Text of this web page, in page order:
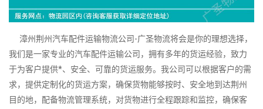
漳州荆州汽车配件运输物流公司-广圣物流将会是你的理想选择，
我们是一家专业的汽车配件运输公司，拥有多年的货运经验，致力
于为客户提供*、安全、可靠的货运服务。我公司可以根据客户的需
求，提供定制化的货运方案，确保货物能够按时、安全地到达荆州
目的地，配备物流管理系统，对货物进行全程跟踪和监控，确保客